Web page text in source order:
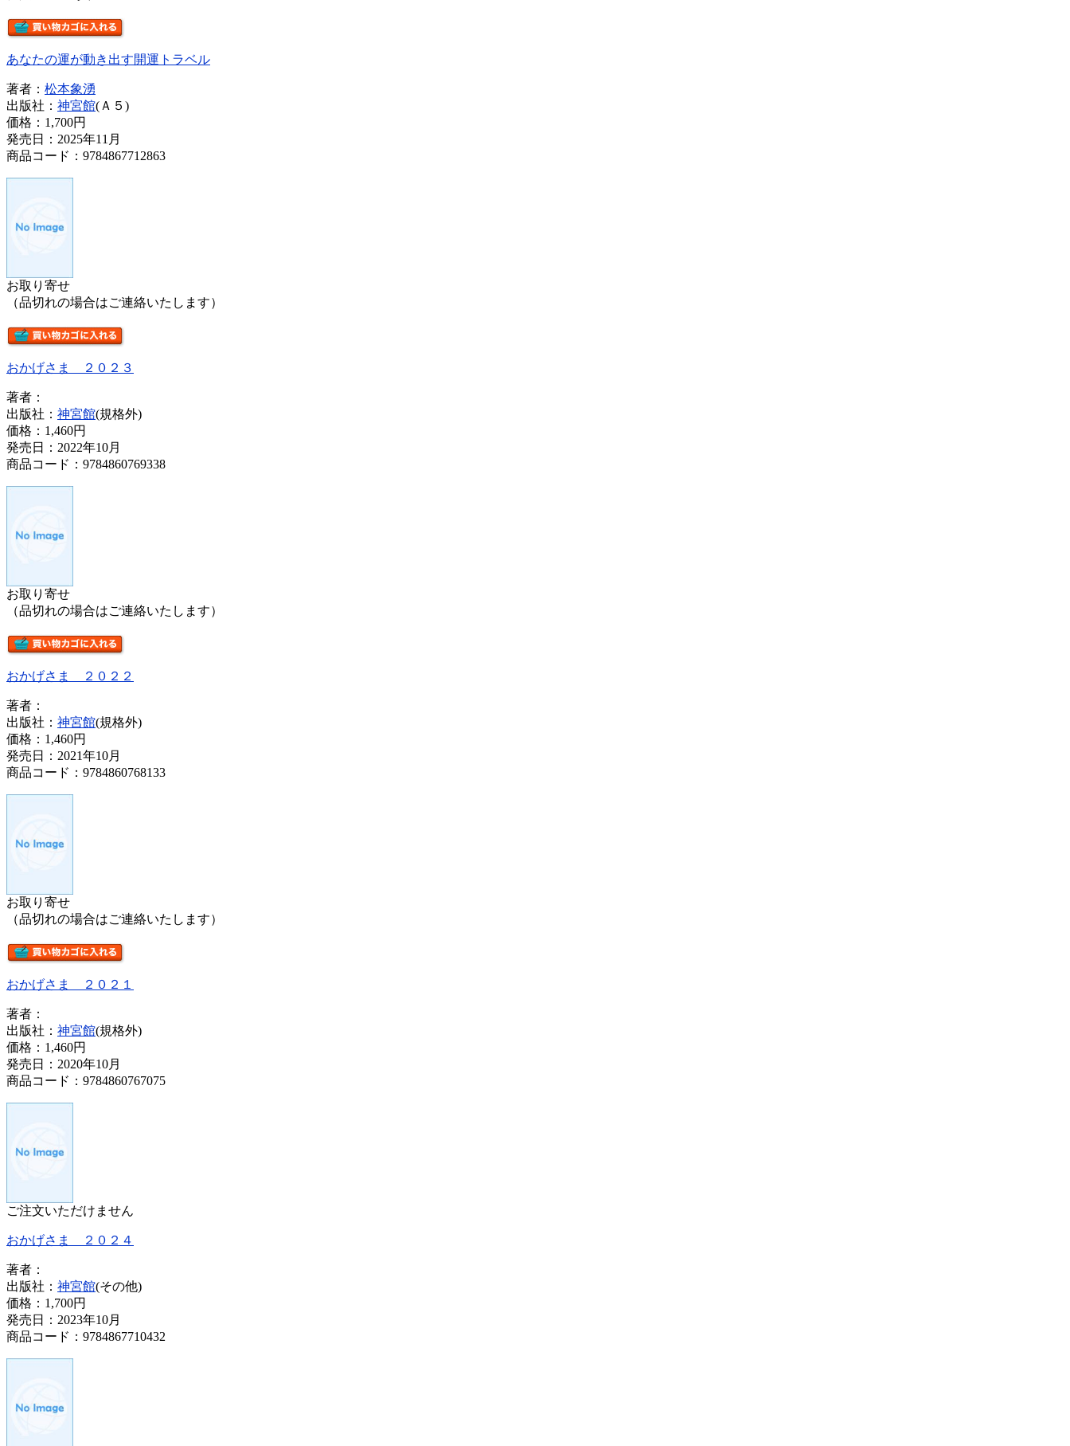
あなたの運が動き出す開運トラベル
著者： 松本象湧
出版社： 神宮館(Ａ５)
価格： 1,700円
発売日：2025年11月
商品コード：9784867712863
お取り寄せ
（品切れの場合はご連絡いたします）
おかげさま ２０２３
著者：
出版社： 神宮館(規格外)
価格： 1,460円
発売日：2022年10月
商品コード：9784860769338
お取り寄せ
（品切れの場合はご連絡いたします）
おかげさま ２０２２
著者：
出版社： 神宮館(規格外)
価格： 1,460円
発売日：2021年10月
商品コード：9784860768133
お取り寄せ
（品切れの場合はご連絡いたします）
おかげさま ２０２１
著者：
出版社： 神宮館(規格外)
価格： 1,460円
発売日：2020年10月
商品コード：9784860767075
ご注文いただけません
おかげさま ２０２４
著者：
出版社： 神宮館(その他)
価格： 1,700円
発売日：2023年10月
商品コード：9784867710432